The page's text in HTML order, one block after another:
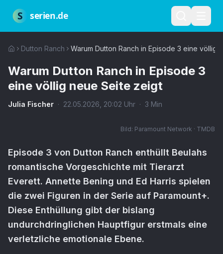
S serien.de
Dutton Ranch Warum Dutton Ranch in Episode 3 eine völlig
Warum Dutton Ranch in Episode 3
eine völlig neue Seite zeigt
Julia Fischer · 22.05.2026 20:02 Uhr · 3 Min
Bild: Paramount Network · TMDB
Episode 3 von Dutton Ranch enthüllt Beulahs
romantische Vorgeschichte mit Tierarzt
Everett. Annette Bening und Ed Harris spielen
die zwei Figuren in der Serie auf Paramount+.
Diese Enthüllung gibt der bislang
undurchdringlichen Hauptfigur erstmals eine
verletzliche emotionale Ebene.
Nutzungsbedingungen